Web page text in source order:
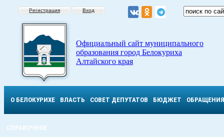
Регистрация Вход
Официальный сайт муниципального
образования город Белокуриха
Алтайского края
О БЕЛОКУРИХЕ ВЛАСТЬ СОВЕТ ДЕПУТАТОВ БЮДЖЕТ ОБРАЩЕНИЯ
СПРАВОЧНОЕ